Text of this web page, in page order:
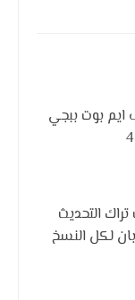
ايم بوت ببجي
التحديث